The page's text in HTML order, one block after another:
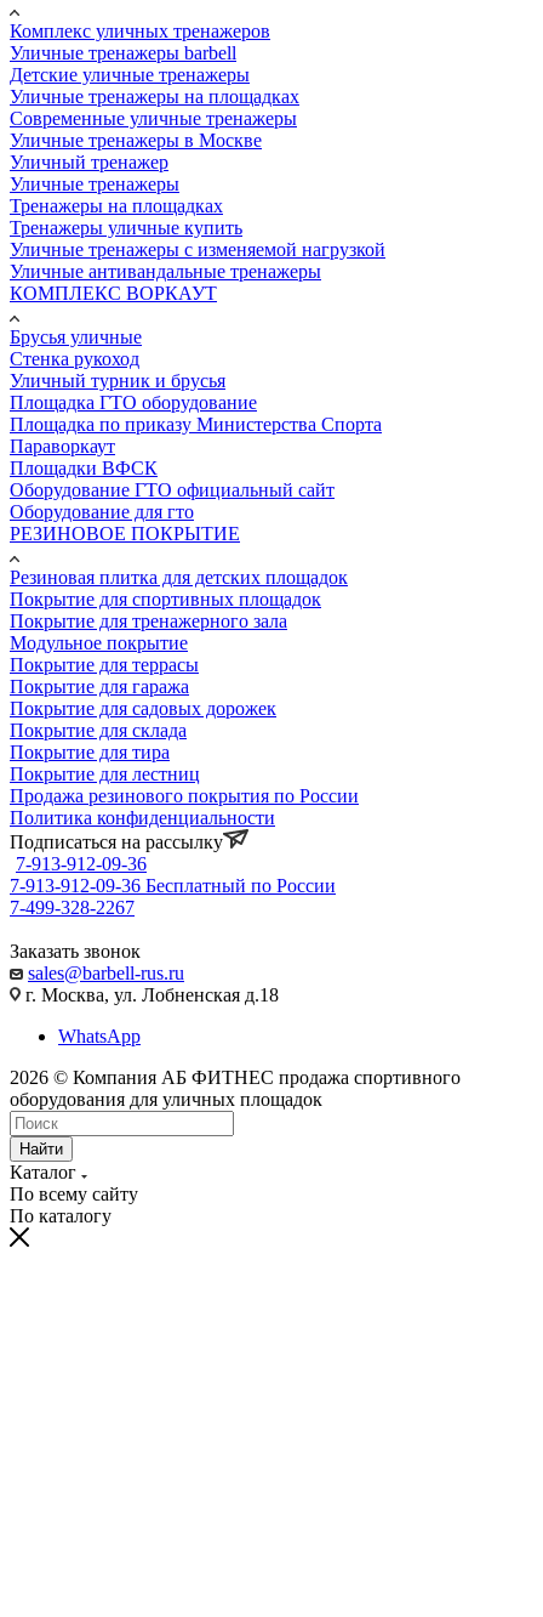
Комплекс уличных тренажеров
Уличные тренажеры barbell
Детские уличные тренажеры
Уличные тренажеры на площадках
Современные уличные тренажеры
Уличные тренажеры в Москве
Уличный тренажер
Уличные тренажеры
Тренажеры на площадках
Тренажеры уличные купить
Уличные тренажеры с изменяемой нагрузкой
Уличные антивандальные тренажеры
КОМПЛЕКС ВОРКАУТ
Брусья уличные
Стенка рукоход
Уличный турник и брусья
Площадка ГТО оборудование
Площадка по приказу Министерства Спорта
Параворкаут
Площадки ВФСК
Оборудование ГТО официальный сайт
Оборудование для гто
РЕЗИНОВОЕ ПОКРЫТИЕ
Резиновая плитка для детских площадок
Покрытие для спортивных площадок
Покрытие для тренажерного зала
Модульное покрытие
Покрытие для террасы
Покрытие для гаража
Покрытие для садовых дорожек
Покрытие для склада
Покрытие для тира
Покрытие для лестниц
Продажа резинового покрытия по России
Политика конфиденциальности
Подписаться на рассылку
7-913-912-09-36
7-913-912-09-36 Бесплатный по России
7-499-328-2267
Заказать звонок
sales@barbell-rus.ru
г. Москва, ул. Лобненская д.18
WhatsApp
2026 © Компания АБ ФИТНЕС продажа спортивного
оборудования для уличных площадок
Найти
Каталог
По всему сайту
По каталогу